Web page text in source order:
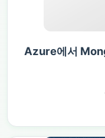
Azure에서